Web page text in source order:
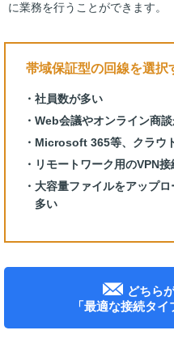
に業務を行うことができます。
帯域保証型の回線を選択
社員数が多い
Web会議やオンライン商
Microsoft 365等、クラウ
リモートワーク用のVPN
大容量ファイルをアップ
多い
どちら
「最適な接続タ